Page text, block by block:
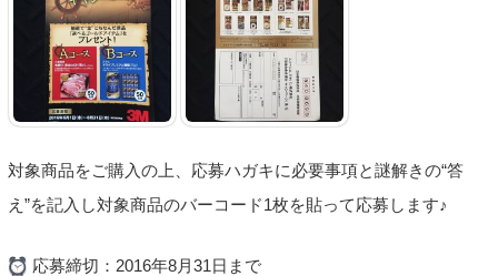
対象商品をご購入の上、応募ハガキに必要事項と謎解きの“答
え”を記入し対象商品のバーコード1枚を貼って応募します♪
応募締切：2016年8月31日まで